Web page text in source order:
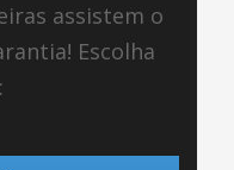
assistem o
Escolha